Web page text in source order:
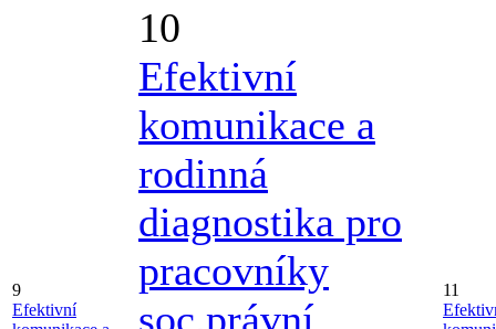
9
Efektivní
10
Efektivní
komunikace a
rodinná
diagnostika pro
pracovníky
soc.právní
11